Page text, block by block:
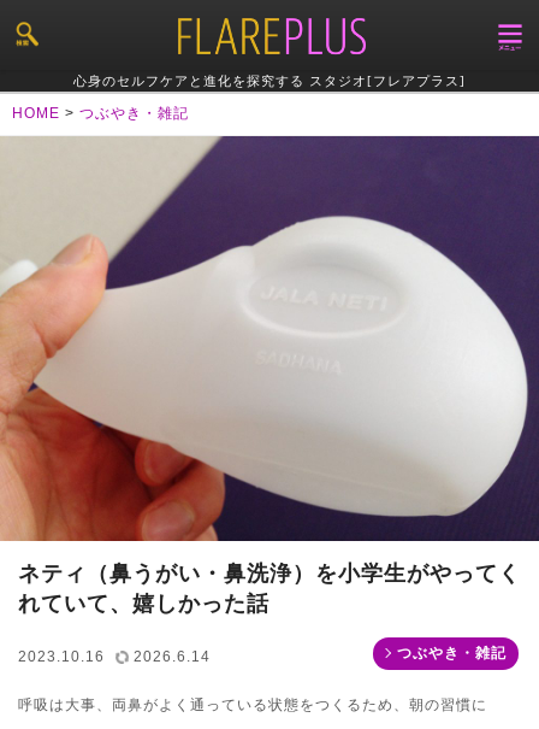
心身のセルフケアと進化を探究する スタジオ[フレアプラス]
HOME > つぶやき・雑記
ネティ（鼻うがい・鼻洗浄）を小学生がやってく
れていて、嬉しかった話
2023.10.16 2026.6.14 つぶやき・雑記
呼吸は大事、両鼻がよく通っている状態をつくるため、朝の習慣に